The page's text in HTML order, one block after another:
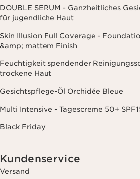
DOUBLE SERUM - Ganzheitliches
für jugendliche Haut
Skin Illusion Full Coverage -
&amp; mattem Finish
Feuchtigkeit spendender
trockene Haut
Gesichtspflege-Öl Orchidée Bleue
Multi Intensive - Tagescreme 50+
Black Friday
Kundenservice
Versand